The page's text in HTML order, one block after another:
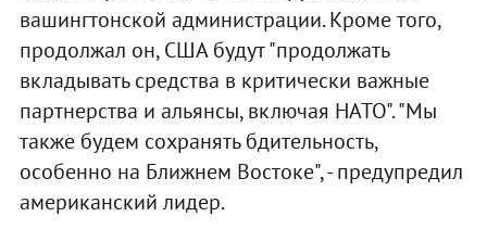
вашингтонской администрации. Кроме того,
продолжал он, США будут "продолжать
вкладывать средства в критически важные
партнерства и альянсы, включая НАТО". "Мы
также будем сохранять бдительность,
особенно на Ближнем Востоке", - предупредил
американский лидер.